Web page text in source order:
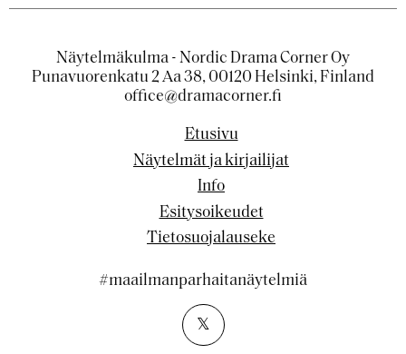
Näytelmäkulma - Nordic Drama Corner Oy
Punavuorenkatu 2 Aa 38, 00120 Helsinki, Finland
office@dramacorner.fi
Etusivu
Näytelmät ja kirjailijat
Info
Esitysoikeudet
Tietosuojalauseke
#maailmanparhaitanäytelmiä
𝕏